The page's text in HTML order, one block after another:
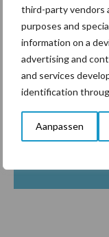
third-party vendors
purposes and
information on a
advertising and
and services
identification
Aanpassen
Themapagina's
Diergezondheid